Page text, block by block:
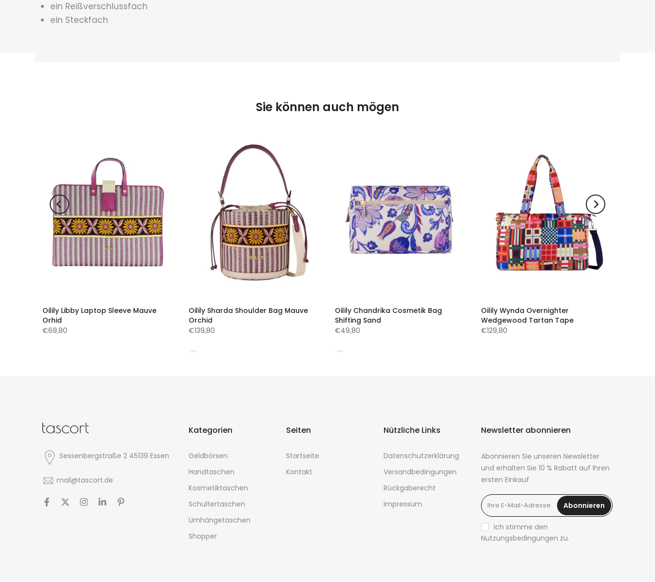
ein Reißverschlussfach
ein Steckfach
Sie können auch mögen
Oilily Libby Laptop Sleeve Mauve
Orhid
€69,80
Oilily Sharda Shoulder Bag Mauve
Orchid
€139,80
Oilily Chandrika Cosmetik Bag
Shifting Sand
€49,80
Oilily Wynda Overnighter
Wedgewood Tartan Tape
€129,80
Sessenbergstraße 2 45139 Essen
mail@tascort.de
Kategorien
Geldbörsen
Handtaschen
Kosmetiktaschen
Schultertaschen
Umhängetaschen
Shopper
Seiten
Startseite
Kontakt
Nützliche Links
Datenschutzerklärung
Versandbedingungen
Rückgaberecht
Impressum
Newsletter abonnieren
Abonnieren Sie unseren Newsletter
und erhalten Sie 10 % Rabatt auf Ihren
ersten Einkauf
Abonnieren
Ich stimme den
Nutzungsbedingungen zu.